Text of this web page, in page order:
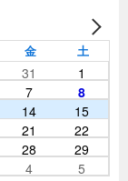
金 土
31
1
7
8
14
15
21
22
28
29
4
5